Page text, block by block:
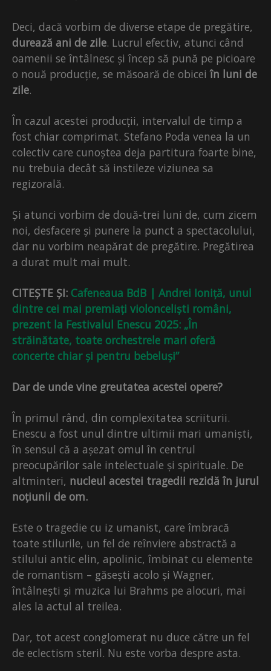
Deci, dacă vorbim de diverse etape de pregătire,
durează ani de zile. Lucrul efectiv, atunci când
oamenii se întâlnesc și încep să pună pe picioare
o nouă producție, se măsoară de obiceiîn luni de
zile.
În cazul acestei producții, intervalul de timp a
fost chiar comprimat. Stefano Poda venea la un
colectiv care cunoștea deja partitura foarte bine,
nu trebuia decât să instileze viziunea sa
regizorală.
Și atunci vorbim de două-trei luni de, cum zicem
noi, desfacere și punere la punct a spectacolului,
dar nu vorbim neapărat de pregătire. Pregătirea
a durat mult mai mult.
CITEȘTE ȘI: Cafeneaua BdB | Andrei Ioniță, unul
dintre cei mai premiați violonceliști români,
prezent la Festivalul Enescu 2025: „În
străinătate, toate orchestrele mari oferă
concerte chiar și pentru bebeluși”
Dar de unde vine greutatea acestei opere?
În primul rând, din complexitatea scriiturii.
Enescu a fost unul dintre ultimii mari umaniști,
în sensul că a așezat omul în centrul
preocupărilor sale intelectuale și spirituale. De
altminteri, nucleul acestei tragedii rezidă în jurul
noțiunii de om.
Este o tragedie cu iz umanist, care îmbracă
toate stilurile, un fel de reînviere abstractă a
stilului antic elin, apolinic, îmbinat cu elemente
de romantism – găsești acolo și Wagner,
întâlnești și muzica lui Brahms pe alocuri, mai
ales la actul al treilea.
Dar, tot acest conglomerat nu duce către un fel
de eclectism steril. Nu este vorba despre asta.